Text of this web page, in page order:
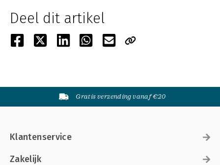
Deel dit artikel
Gratis verzending vanaf €20
Klantenservice
Zakelijk